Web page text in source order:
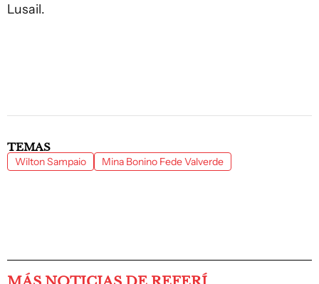
Lusail.
TEMAS
Wilton Sampaio Mina Bonino Fede Valverde